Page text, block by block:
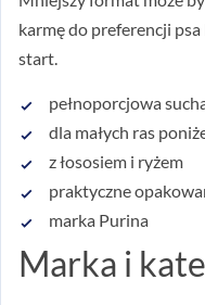
karmę do preferencji
start.
pełnoporcjowa
dla małych ras
z łososiem i ryżem
praktyczne
marka Purina
Marka i